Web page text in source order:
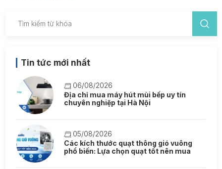
Tin tức mới nhất
06/08/2026
Địa chỉ mua máy hút mùi bếp uy tín
chuyên nghiệp tại Hà Nội
05/08/2026
Các kích thước quạt thông gió vuông
phổ biến: Lựa chọn quạt tốt nên mua